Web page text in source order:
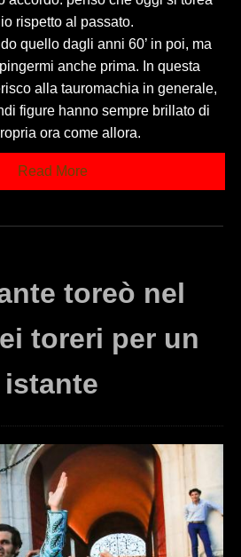
rispetto al passato.
quello dagli anni 60’ in poi, ma
anche prima. In questa
alla tauromachia in generale,
figure hanno sempre brillato di
ora come allora.
Read More
toreò nel
toreri per un
istante